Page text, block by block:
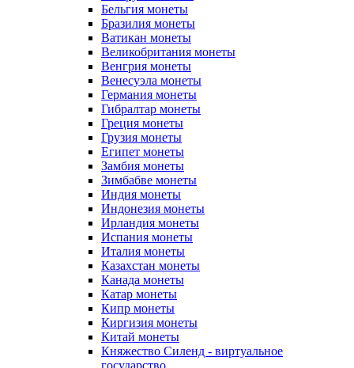
Бельгия монеты
Бразилия монеты
Ватикан монеты
Великобритания монеты
Венгрия монеты
Венесуэла монеты
Германия монеты
Гибралтар монеты
Греция монеты
Грузия монеты
Египет монеты
Замбия монеты
Зимбабве монеты
Индия монеты
Индонезия монеты
Ирландия монеты
Испания монеты
Италия монеты
Казахстан монеты
Канада монеты
Катар монеты
Кипр монеты
Киргизия монеты
Китай монеты
Княжество Силенд - виртуальное
государство